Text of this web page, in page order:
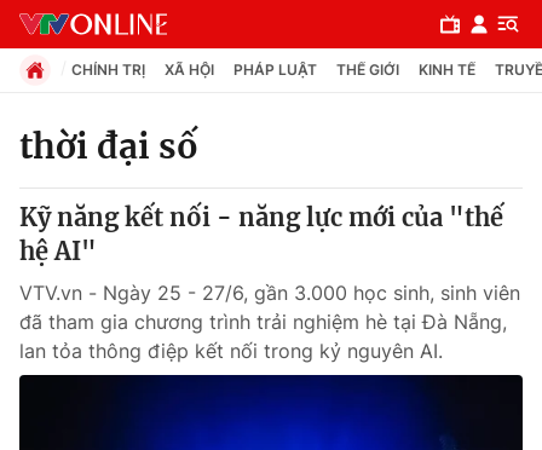
Chuyên mục
Chính trị
Xã hội
Pháp luật
CHÍNH TRỊ XÃ HỘI PHÁP LUẬT THẾ GIỚI KINH TẾ
thời đại số
Kỹ năng kết nối - năng lực mới của "thế
hệ AI"
VTV.vn - Ngày 25 - 27/6, gần 3.000 học sinh, sinh viên
đã tham gia chương trình trải nghiệm hè tại Đà Nẵng,
lan tỏa thông điệp kết nối trong kỷ nguyên AI.